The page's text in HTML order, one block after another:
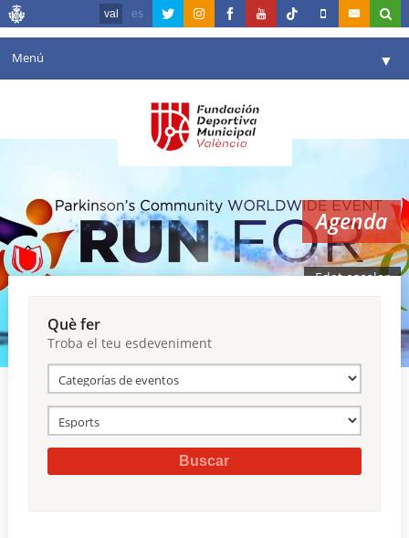
val es
Menú ▼
Agenda
Comunicació ▼
València en esport ▼
Reserves
Agenda
Edat escolar
Què fer
Troba el teu esdeveniment